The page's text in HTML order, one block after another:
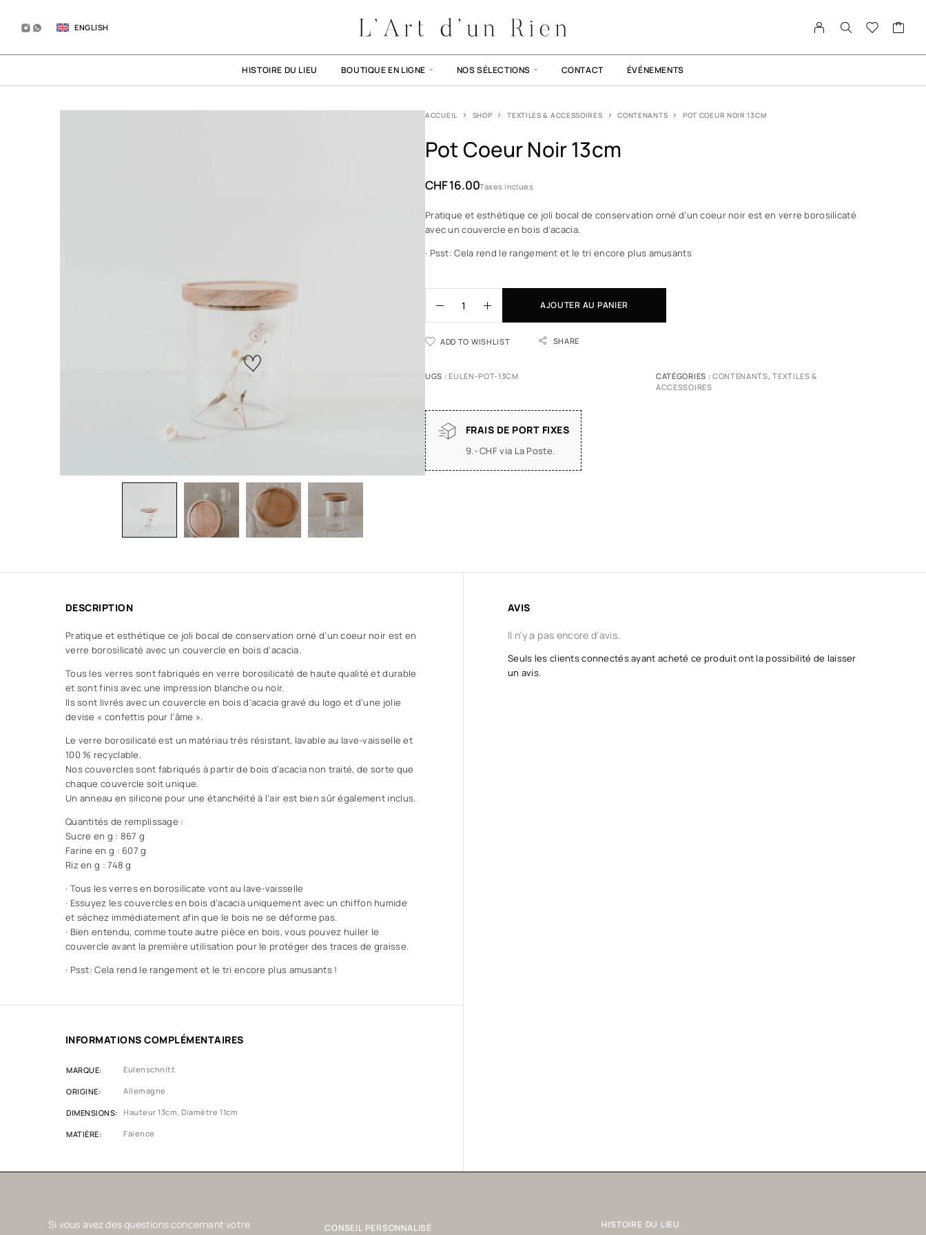
ENGLISH
HISTOIRE DU LIEU BOUTIQUE EN LIGNE NOS SÉLECTIONS CONTACT ÉVÉNEMENTS
ACCUEIL SHOP TEXTILES & ACCESSOIRES CONTENANTS POT COEUR NOIR 13CM
Pot Coeur Noir 13cm
CHF16.00Taxes inclues
Pratique et esthétique ce joli bocal de conservation orné d’un coeur noir est en verre borosilicaté
avec un couvercle en bois d’acacia.
· Psst: Cela rend le rangement et le tri encore plus amusants
AJOUTER AU PANIER
ADD TO WISHLIST SHARE
UGS :EULEN-POT-13CM CATÉGORIES : CONTENANTS,TEXTILES &
ACCESSOIRES
FRAIS DE PORT FIXES
9.- CHF via La Poste.
DESCRIPTION
Pratique et esthétique ce joli bocal de conservation orné d’un coeur noir est en
verre borosilicaté avec un couvercle en bois d’acacia.
Tous les verres sont fabriqués en verre borosilicaté de haute qualité et durable
et sont finis avec une impression blanche ou noir.
Ils sont livrés avec un couvercle en bois d’acacia gravé du logo et d’une jolie
devise « confettis pour l’âme ».
Le verre borosilicaté est un matériau très résistant, lavable au lave-vaisselle et
100 % recyclable.
Nos couvercles sont fabriqués à partir de bois d’acacia non traité, de sorte que
chaque couvercle soit unique.
Un anneau en silicone pour une étanchéité à l’air est bien sûr également inclus.
Quantités de remplissage :
Sucre en g : 867 g
Farine en g : 607 g
Riz en g : 748 g
· Tous les verres en borosilicate vont au lave-vaisselle
· Essuyez les couvercles en bois d’acacia uniquement avec un chiffon humide
et séchez immédiatement afin que le bois ne se déforme pas.
· Bien entendu, comme toute autre pièce en bois, vous pouvez huiler le
couvercle avant la première utilisation pour le protéger des traces de graisse.
· Psst: Cela rend le rangement et le tri encore plus amusants !
INFORMATIONS COMPLÉMENTAIRES
MARQUE Eulenschnitt
ORIGINE Allemagne
DIMENSIONS Hauteur 13cm, Diamètre 11cm
MATIÈRE Faïence
AVIS
Il n’y a pas encore d’avis.
Seuls les clients connectés ayant acheté ce produit ont la possibilité de laisser
un avis.
Si vous avez des questions concernant votre
CONSEIL PERSONNALISÉ HISTOIRE DU LIEU